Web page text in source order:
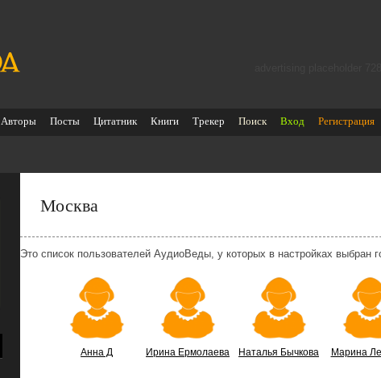
Авторы Посты Цитатник Книги Трекер Поиск Вход Регистрация
Москва
Это список пользователей АудиоВеды, у которых в настройках выбран
Анна Д Ирина Ермолаева Наталья Бычкова Марина